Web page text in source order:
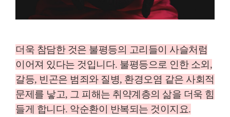
더욱 참담한 것은 불평등의 고리들이 사슬처럼
이어져 있다는 것입니다. 불평등으로 인한 소외,
갈등, 빈곤은 범죄와 질병, 환경오염 같은 사회적
문제를 낳고, 그 피해는 취약계층의 삶을 더욱 힘
들게 합니다. 악순환이 반복되는 것이지요.